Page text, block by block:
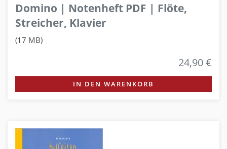
Domino | Notenheft PDF | Flöte,
Streicher, Klavier
(17 MB)
24,90 €
IN DEN WARENKORB